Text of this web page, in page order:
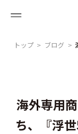
content
トップ ブログ
海外専用
ち、『浮